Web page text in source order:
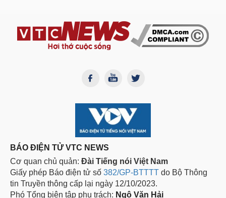
BÁO ĐIỆN TỬ VTC NEWS
Cơ quan chủ quản: Đài Tiếng nói Việt Nam
Giấy phép Báo điện tử số 382/GP-BTTTT do Bộ Thông
tin Truyền thông cấp lại ngày 12/10/2023.
Phó Tổng biên tập phụ trách: Ngô Văn Hải